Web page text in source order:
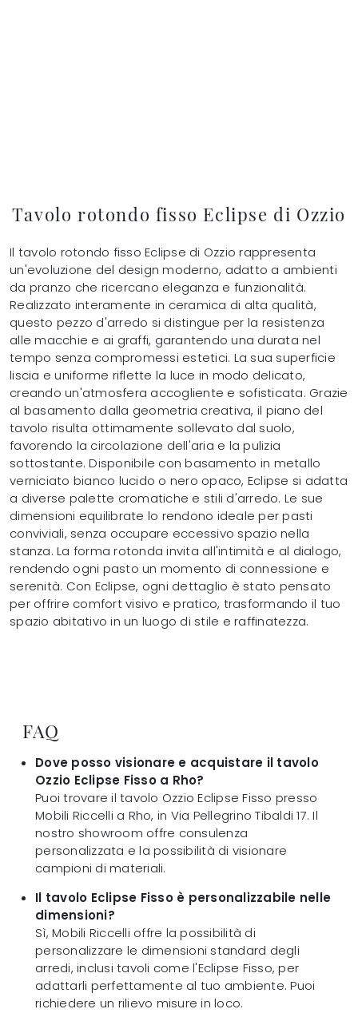
Tavolo rotondo fisso Eclipse di Ozzio
Il tavolo rotondo fisso Eclipse di Ozzio rappresenta
un'evoluzione del design moderno, adatto a ambienti
da pranzo che ricercano eleganza e funzionalità.
Realizzato interamente in ceramica di alta qualità,
questo pezzo d'arredo si distingue per la resistenza
alle macchie e ai graffi, garantendo una durata nel
tempo senza compromessi estetici. La sua superficie
liscia e uniforme riflette la luce in modo delicato,
creando un'atmosfera accogliente e sofisticata. Grazie
al basamento dalla geometria creativa, il piano del
tavolo risulta ottimamente sollevato dal suolo,
favorendo la circolazione dell'aria e la pulizia
sottostante. Disponibile con basamento in metallo
verniciato bianco lucido o nero opaco, Eclipse si adatta
a diverse palette cromatiche e stili d'arredo. Le sue
dimensioni equilibrate lo rendono ideale per pasti
conviviali, senza occupare eccessivo spazio nella
stanza. La forma rotonda invita all'intimità e al dialogo,
rendendo ogni pasto un momento di connessione e
serenità. Con Eclipse, ogni dettaglio è stato pensato
per offrire comfort visivo e pratico, trasformando il tuo
spazio abitativo in un luogo di stile e raffinatezza.
FAQ
Dove posso visionare e acquistare il tavolo
Ozzio Eclipse Fisso a Rho?
Puoi trovare il tavolo Ozzio Eclipse Fisso presso
Mobili Riccelli a Rho, in Via Pellegrino Tibaldi 17. Il
nostro showroom offre consulenza
personalizzata e la possibilità di visionare
campioni di materiali.
Il tavolo Eclipse Fisso è personalizzabile nelle
dimensioni?
Sì, Mobili Riccelli offre la possibilità di
personalizzare le dimensioni standard degli
arredi, inclusi tavoli come l'Eclipse Fisso, per
adattarli perfettamente al tuo ambiente. Puoi
richiedere un rilievo misure in loco.